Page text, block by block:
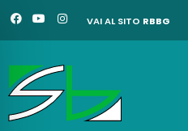
VaiF
a
c
o
o
k
Y
o
u
b
e
I
n
s
g
a
VAI AL SITO RBBG